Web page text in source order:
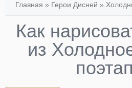
Главная » Герои Дисней »
Как
из